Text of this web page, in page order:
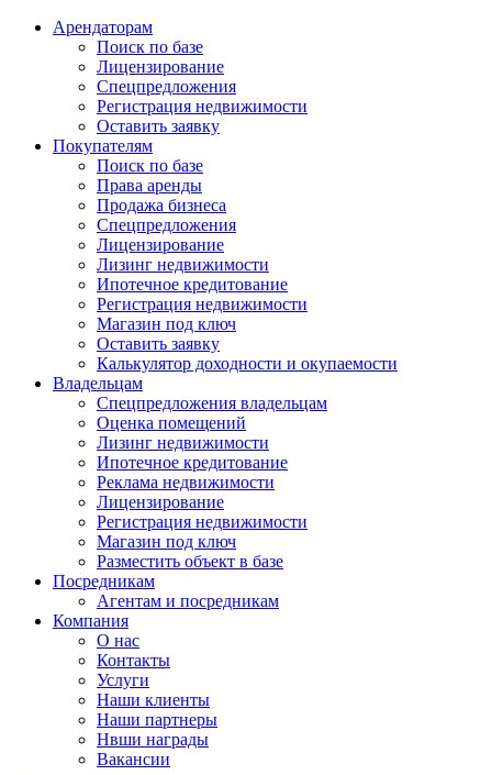
Арендаторам
Поиск по базе
Лицензирование
Спецпредложения
Регистрация недвижимости
Оставить заявку
Покупателям
Поиск по базе
Права аренды
Продажа бизнеса
Спецпредложения
Лицензирование
Лизинг недвижимости
Ипотечное кредитование
Регистрация недвижимости
Магазин под ключ
Оставить заявку
Калькулятор доходности и окупаемости
Владельцам
Спецпредложения владельцам
Оценка помещений
Лизинг недвижимости
Ипотечное кредитование
Реклама недвижимости
Лицензирование
Регистрация недвижимости
Магазин под ключ
Разместить объект в базе
Посредникам
Агентам и посредникам
Компания
О нас
Контакты
Услуги
Наши клиенты
Наши партнеры
Нвши награды
Вакансии